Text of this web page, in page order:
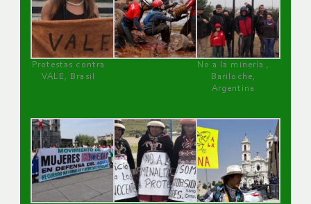
Protestas contra
VALE, Brasil
No a la minería ,
Bariloche,
Argentina